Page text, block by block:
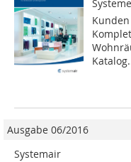
Ausgabe 06/2016
Systemair